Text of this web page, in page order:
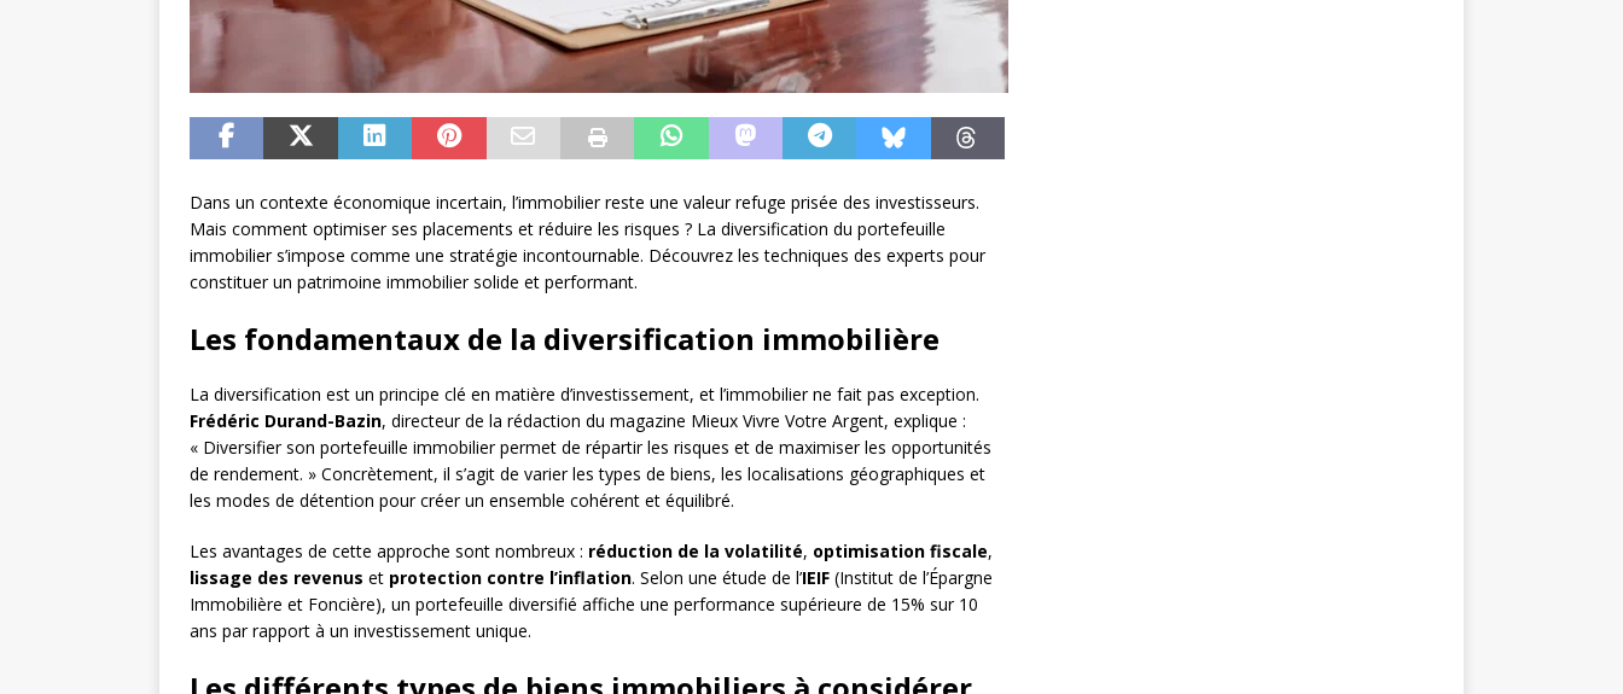
Dans un contexte économique incertain, l’immobilier reste une valeur refuge prisée des investisseurs.
Mais comment optimiser ses placements et réduire les risques ? La diversification du portefeuille
immobilier s’impose comme une stratégie incontournable. Découvrez les techniques des experts pour
constituer un patrimoine immobilier solide et performant.
Les fondamentaux de la diversification immobilière
La diversification est un principe clé en matière d’investissement, et l’immobilier ne fait pas exception.
Frédéric Durand-Bazin, directeur de la rédaction du magazine Mieux Vivre Votre Argent, explique :
« Diversifier son portefeuille immobilier permet de répartir les risques et de maximiser les opportunités
de rendement. » Concrètement, il s’agit de varier les types de biens, les localisations géographiques et
les modes de détention pour créer un ensemble cohérent et équilibré.
Les avantages de cette approche sont nombreux : réduction de la volatilité, optimisation fiscale,
lissage des revenus et protection contre l’inflation. Selon une étude de l’IEIF (Institut de l’Épargne
Immobilière et Foncière), un portefeuille diversifié affiche une performance supérieure de 15% sur 10
ans par rapport à un investissement unique.